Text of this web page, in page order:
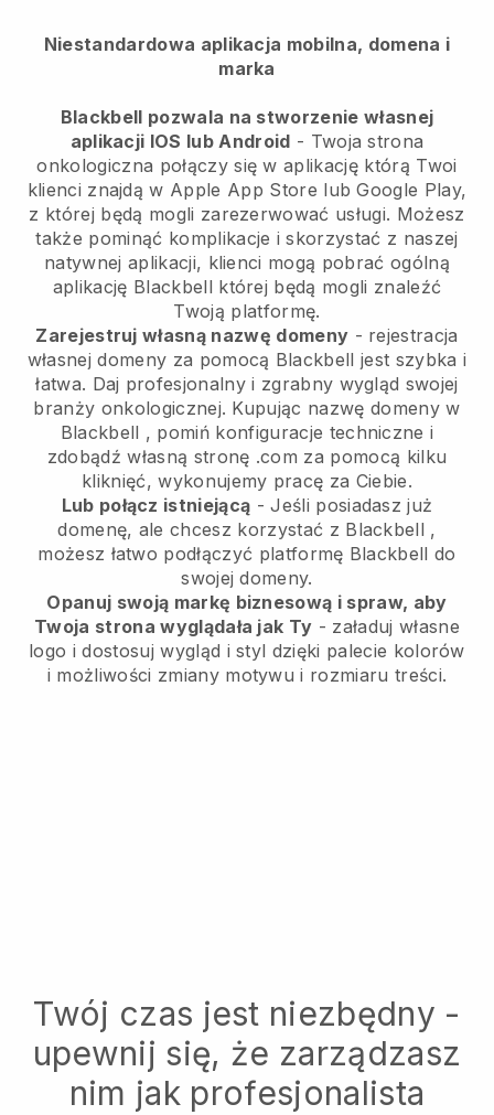
Niestandardowa aplikacja mobilna, domena i
marka
Blackbell pozwala na stworzenie własnej
aplikacji IOS lub Android - Twoja strona
onkologiczna połączy się w aplikację którą Twoi
klienci znajdą w Apple App Store lub Google Play,
z której będą mogli zarezerwować usługi. Możesz
także pominąć komplikacje i skorzystać z naszej
natywnej aplikacji, klienci mogą pobrać ogólną
aplikację Blackbell której będą mogli znaleźć
Twoją platformę.
Zarejestruj własną nazwę domeny - rejestracja
własnej domeny za pomocą Blackbell jest szybka i
łatwa. Daj profesjonalny i zgrabny wygląd swojej
branży onkologicznej. Kupując nazwę domeny w
Blackbell , pomiń konfiguracje techniczne i
zdobądź własną stronę .com za pomocą kilku
kliknięć, wykonujemy pracę za Ciebie.
Lub połącz istniejącą - Jeśli posiadasz już
domenę, ale chcesz korzystać z Blackbell ,
możesz łatwo podłączyć platformę Blackbell do
swojej domeny.
Opanuj swoją markę biznesową i spraw, aby
Twoja strona wyglądała jak Ty - załaduj własne
logo i dostosuj wygląd i styl dzięki palecie kolorów
i możliwości zmiany motywu i rozmiaru treści.
Twój czas jest niezbędny -
upewnij się, że zarządzasz
nim jak profesjonalista